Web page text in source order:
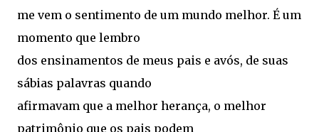
me vem o sentimento de um mundo melhor. É um
momento que lembro
dos ensinamentos de meus pais e avós, de suas
sábias palavras quando
afirmavam que a melhor herança, o melhor
patrimônio que os pais podem